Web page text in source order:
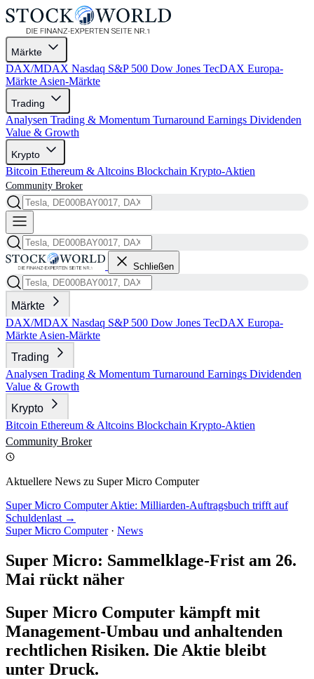
Märkte
DAX/MDAX Nasdaq S&P 500 Dow Jones TecDAX Europa-
Märkte Asien-Märkte
Trading
Analysen Trading & Momentum Turnaround Earnings Dividenden
Value & Growth
Krypto
Bitcoin Ethereum & Altcoins Blockchain Krypto-Aktien
Community Broker
Schließen
Märkte
DAX/MDAX Nasdaq S&P 500 Dow Jones TecDAX Europa-
Märkte Asien-Märkte
Trading
Analysen Trading & Momentum Turnaround Earnings Dividenden
Value & Growth
Krypto
Bitcoin Ethereum & Altcoins Blockchain Krypto-Aktien
Community Broker
Aktuellere News zu Super Micro Computer
Super Micro Computer Aktie: Milliarden-Auftragsbuch trifft auf
Schuldenlast →
Super Micro Computer · News
Super Micro: Sammelklage-Frist am 26.
Mai rückt näher
Super Micro Computer kämpft mit
Management-Umbau und anhaltenden
rechtlichen Risiken. Die Aktie bleibt
unter Druck.